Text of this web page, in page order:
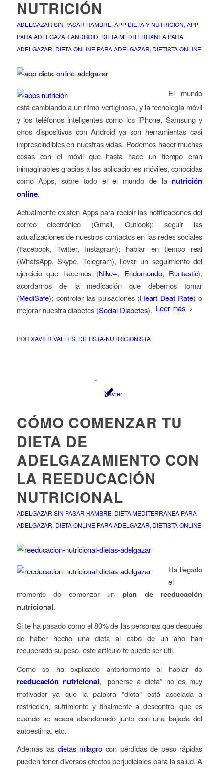
NUTRICIÓN
ADELGAZAR SIN PASAR HAMBRE, APP DIETA Y NUTRICIÓN, APP
PARA ADELGAZAR ANDROID, DIETA MEDITERRANEA PARA
ADELGAZAR, DIETA ONLINE PARA ADELGAZAR, DIETISTA ONLINE
El mundo
estácambiando a un ritmo vertiginoso, y la tecnología móvil
y los teléfonos inteligentes como los iPhone, Samsung y
otros dispositivos con Android ya son herramientas casi
imprescindibles en nuestras vidas. Podemos hacer muchas
cosas con el móvil que hasta hace un tiempo eran
inimaginables gracias a las aplicaciones móviles, conocidas
como Apps, sobre todo el el mundo de la nutrición
online.
Actualmente existen Apps para recibir las notificaciones del
correo electrónico (Gmail, Outlook); seguir las
actualizaciones de nuestros contactos en las redes sociales
(Facebook, Twitter, Instagram); hablar en tiempo real
(WhatsApp, Skype, Telegram), llevar un seguimiento del
ejercicio que hacemos (Nike+, Endomondo, Runtastic);
acordarnos de la medicación que debemos tomar
(MediSafe); controlar las pulsaciones (Heart Beat Rate) o
mejorar nuestra diabetes (Social Diabetes). Leer más
POR XAVIER VALLES, DIETISTA-NUTRICIONISTA
CÓMO COMENZAR TU
DIETA DE
ADELGAZAMIENTO CON
LA REEDUCACIÓN
NUTRICIONAL
ADELGAZAR SIN PASAR HAMBRE, DIETA MEDITERRANEA PARA
ADELGAZAR, DIETA ONLINE PARA ADELGAZAR, DIETISTA ONLINE
Ha llegado
el
momento de comenzar unplan de reeducación
nutricional.
Si te ha pasado como el 80% de las personas que después
de haber hecho una dieta al cabo de un año han
recuperado su peso, este artículo te puede ser útil.
Como se ha explicado anteriormente al hablar de
reeducación nutricional, “ponerse a dieta” no es muy
motivador ya que la palabra “dieta” está asociada a
restricción, sufrimiento y finalmente a descontrol que es
cuando se acaba abandonado junto con una bajada del
autoestima, etc.
Además las dietas milagro con pérdidas de peso rápidas
pueden tener diversos efectos perjudiciales para la salud. A